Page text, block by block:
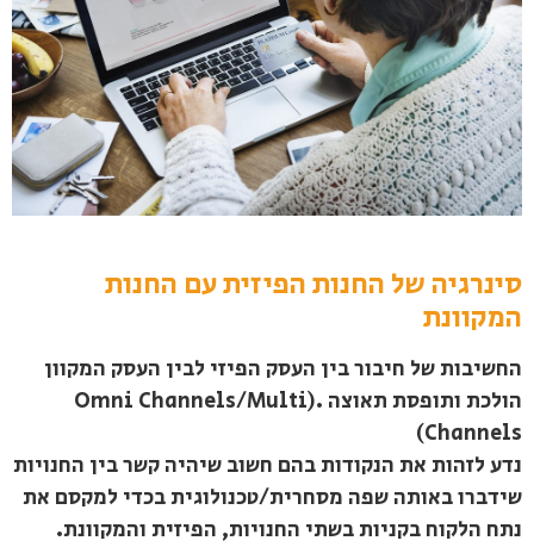
סינרגיה של החנות הפיזית עם החנות
המקוונת
החשיבות של חיבור בין העסק הפיזי לבין העסק המקוון
הולכת ותופסת תאוצה .(Omni Channels/Multi
Channels)
נדע לזהות את הנקודות בהם חשוב שיהיה קשר בין החנויות
שידברו באותה שפה מסחרית/טכנולוגית בכדי למקסם את
נתח הלקוח בקניות בשתי החנויות, הפיזית והמקוונת.